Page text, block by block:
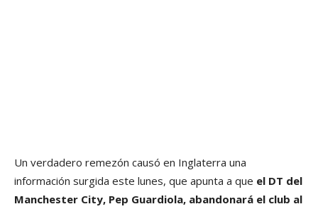
Un verdadero remezón causó en Inglaterra una
información surgida este lunes, que apunta a que el DT del
Manchester City, Pep Guardiola, abandonará el club al